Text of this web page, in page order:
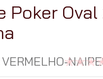
Poker Oval
VERMELHO-